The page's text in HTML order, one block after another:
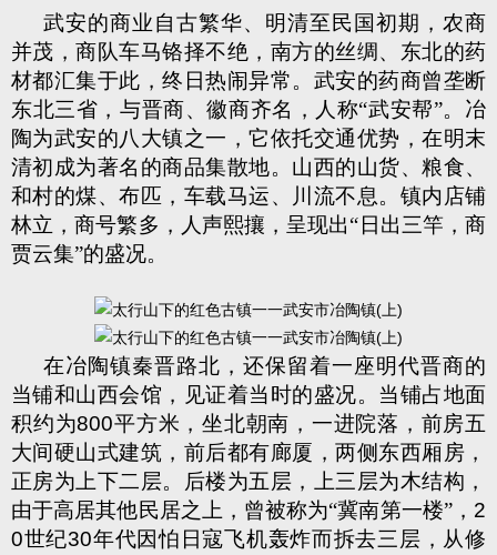
武安的商业自古繁华、明清至民国初期，农商
并茂，商队车马铬择不绝，南方的丝绸、东北的药
材都汇集于此，终日热闹异常。武安的药商曾垄断
东北三省，与晋商、徽商齐名，人称“武安帮”。冶
陶为武安的八大镇之一，它依托交通优势，在明末
清初成为著名的商品集散地。山西的山货、粮食、
和村的煤、布匹，车载马运、川流不息。镇内店铺
林立，商号繁多，人声熙攘，呈现出“日出三竿，商
贾云集”的盛况。
在冶陶镇秦晋路北，还保留着一座明代晋商的
当铺和山西会馆，见证着当时的盛况。当铺占地面
积约为800平方米，坐北朝南，一进院落，前房五
大间硬山式建筑，前后都有廊厦，两侧东西厢房，
正房为上下二层。后楼为五层，上三层为木结构，
由于高居其他民居之上，曾被称为“冀南第一楼”， 2
0世纪30年代因怕日寇飞机轰炸而拆去三层，从修